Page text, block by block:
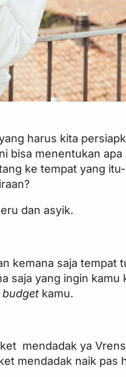
harus kita
bisa menentukan
ke tempat yang
dan asyik.
kemana saja tempat
saja yang ingin kamu
budget kamu.
mendadak ya
mendadak naik pas